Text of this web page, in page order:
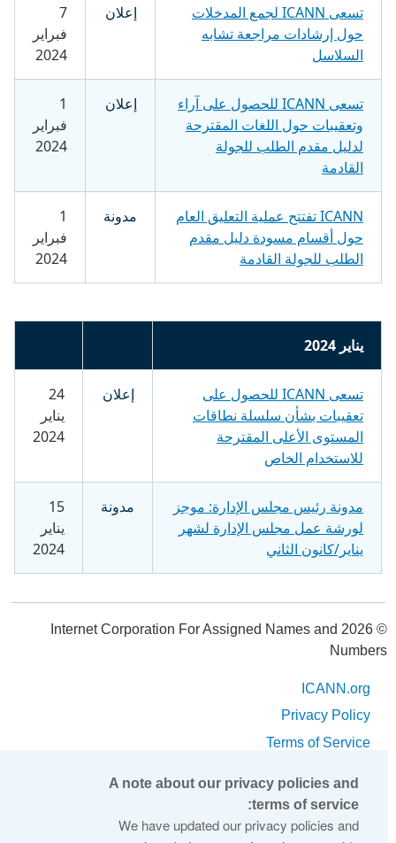
تسعى ICANN لجمع المدخلات
حول إرشادات مراجعة تشابه
السلاسل
إعلان
فبراير
2024
تسعى ICANN للحصول على آراء
وتعقيبات حول اللغات المقترحة
لدليل مقدم الطلب للجولة
القادمة
إعلان
فبراير
2024
ICANN تفتتح عملية التعليق العام
حول أقسام مسودة دليل مقدم
الطلب للجولة القادمة
مدونة
فبراير
2024
يناير 2024
تسعى ICANN للحصول على
تعقيبات بشأن سلسلة نطاقات
المستوى الأعلى المقترحة
للاستخدام الخاص
إعلان
24
يناير
2024
مدونة رئيس مجلس الإدارة: موجز
لورشة عمل مجلس الإدارة لشهر
يناير/كانون الثاني
مدونة
15
يناير
2024
© 2026 Internet Corporation For Assigned Names and
Numbers
ICANN.org
Privacy Policy
Terms of Service
A note about our privacy policies and
terms of service:
We have updated our privacy policies and